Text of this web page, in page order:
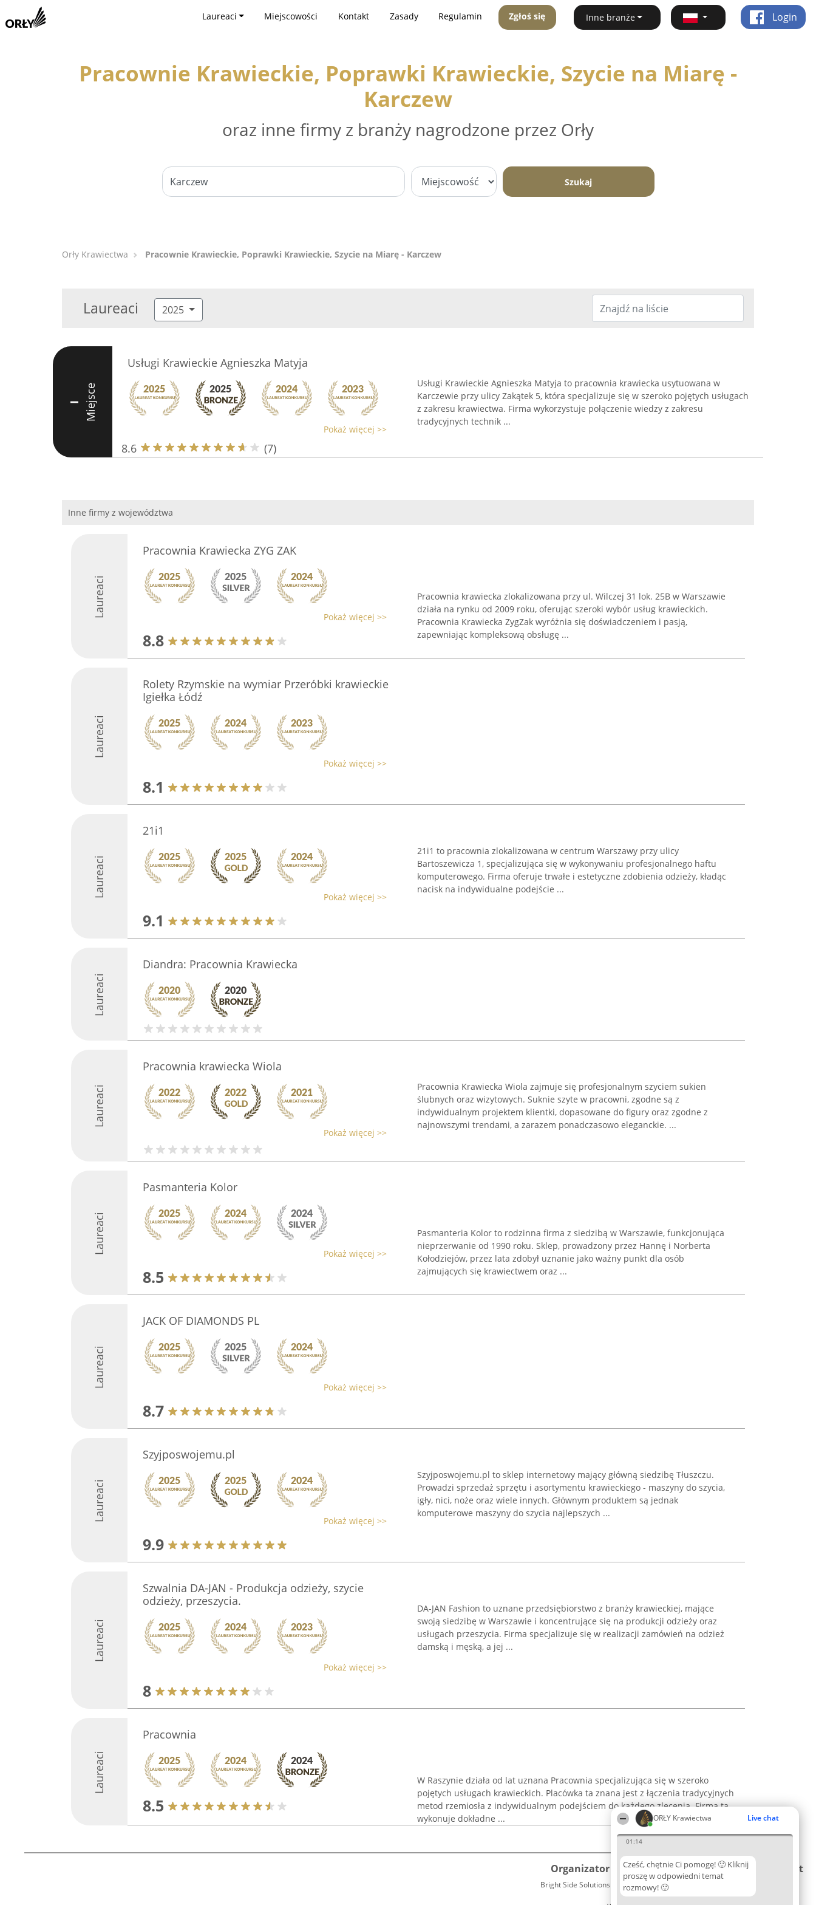
ORŁY Krawiectwa Live chat
01:14
Cześć, chętnie Ci pomogę! 🙂 Kliknij
proszę w odpowiedni temat
rozmowy! 🙂
Laureaci Miejscowości Kontakt Zasady Regulamin Zgłoś się Inne branże Login
Pracownie Krawieckie, Poprawki Krawieckie, Szycie na Miarę -
Karczew
oraz inne firmy z branży nagrodzone przez Orły
Szukaj
Orły Krawiectwa Pracownie Krawieckie, Poprawki Krawieckie, Szycie na Miarę - Karczew
Laureaci 2025
I Miejsce
Usługi Krawieckie Agnieszka Matyja
Pokaż więcej >>
8.6 (7)
Usługi Krawieckie Agnieszka Matyja to pracownia krawiecka usytuowana w
Karczewie przy ulicy Zakątek 5, która specjalizuje się w szeroko pojętych usługach
z zakresu krawiectwa. Firma wykorzystuje połączenie wiedzy z zakresu
tradycyjnych technik ...
Inne firmy z województwa
Laureaci
Pracownia Krawiecka ZYG ZAK
Pokaż więcej >>
8.8
Pracownia krawiecka zlokalizowana przy ul. Wilczej 31 lok. 25B w Warszawie
działa na rynku od 2009 roku, oferując szeroki wybór usług krawieckich.
Pracownia Krawiecka ZygZak wyróżnia się doświadczeniem i pasją,
zapewniając kompleksową obsługę ...
Laureaci
Rolety Rzymskie na wymiar Przeróbki krawieckie
Igiełka Łódź
Pokaż więcej >>
8.1
Laureaci
21i1
Pokaż więcej >>
9.1
21i1 to pracownia zlokalizowana w centrum Warszawy przy ulicy
Bartoszewicza 1, specjalizująca się w wykonywaniu profesjonalnego haftu
komputerowego. Firma oferuje trwałe i estetyczne zdobienia odzieży, kładąc
nacisk na indywidualne podejście ...
Laureaci
Diandra: Pracownia Krawiecka
Laureaci
Pracownia krawiecka Wiola
Pokaż więcej >>
Pracownia Krawiecka Wiola zajmuje się profesjonalnym szyciem sukien
ślubnych oraz wizytowych. Suknie szyte w pracowni, zgodne są z
indywidualnym projektem klientki, dopasowane do figury oraz zgodne z
najnowszymi trendami, a zarazem ponadczasowo eleganckie. ...
Laureaci
Pasmanteria Kolor
Pokaż więcej >>
8.5
Pasmanteria Kolor to rodzinna firma z siedzibą w Warszawie, funkcjonująca
nieprzerwanie od 1990 roku. Sklep, prowadzony przez Hannę i Norberta
Kołodziejów, przez lata zdobył uznanie jako ważny punkt dla osób
zajmujących się krawiectwem oraz ...
Laureaci
JACK OF DIAMONDS PL
Pokaż więcej >>
8.7
Laureaci
Szyjposwojemu.pl
Pokaż więcej >>
9.9
Szyjposwojemu.pl to sklep internetowy mający główną siedzibę Tłuszczu.
Prowadzi sprzedaż sprzętu i asortymentu krawieckiego - maszyny do szycia,
igły, nici, noże oraz wiele innych. Głównym produktem są jednak
komputerowe maszyny do szycia najlepszych ...
Laureaci
Szwalnia DA-JAN - Produkcja odzieży, szycie
odzieży, przeszycia.
Pokaż więcej >>
8
DA-JAN Fashion to uznane przedsiębiorstwo z branży krawieckiej, mające
swoją siedzibę w Warszawie i koncentrujące się na produkcji odzieży oraz
usługach przeszycia. Firma specjalizuje się w realizacji zamówień na odzież
damską i męską, a jej ...
Laureaci
Pracownia
8.5
W Raszynie działa od lat uznana Pracownia specjalizująca się w szeroko
pojętych usługach krawieckich. Placówka ta znana jest z łączenia tradycyjnych
metod rzemiosła z indywidualnym podejściem do każdego zlecenia. Firma ta
wykonuje dokładne ...
Organizator plebiscytu
Bright Side Solutions sp. z o. o. sp. k.
ul. Ruska 22
Plebiscyt
Lista
Kontakt